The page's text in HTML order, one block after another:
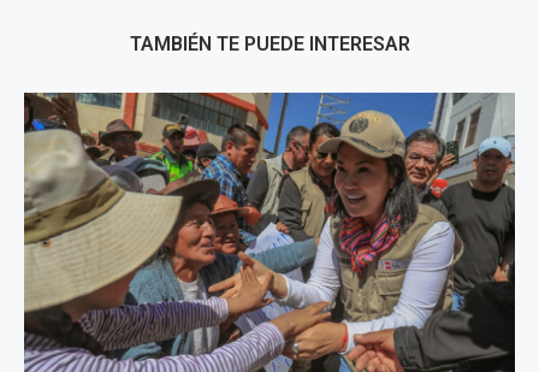
TAMBIÉN TE PUEDE INTERESAR